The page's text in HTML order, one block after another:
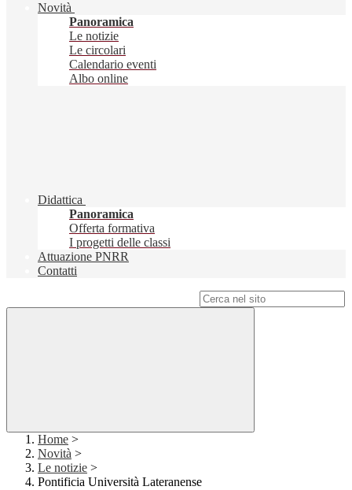
Novità
Panoramica
Le notizie
Le circolari
Calendario eventi
Albo online
Didattica
Panoramica
Offerta formativa
I progetti delle classi
Attuazione PNRR
Contatti
Home >
Novità >
Le notizie >
Pontificia Università Lateranense